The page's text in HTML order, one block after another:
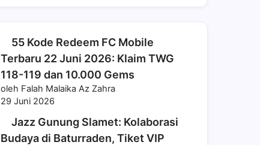
55 Kode Redeem FC Mobile
Terbaru 22 Juni 2026: Klaim TWG
118-119 dan 10.000 Gems
oleh Falah Malaika Az Zahra
29 Juni 2026
Jazz Gunung Slamet: Kolaborasi
Budaya di Baturraden, Tiket VIP